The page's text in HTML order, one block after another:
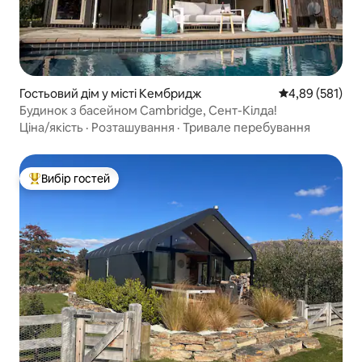
Гостьовий дім у місті Кембридж Середня
4,89 (581)
Будинок з басейном Cambridge, Сент-Кілда!
Ціна/якість · Розташування · Тривале перебування
Топ вибір гостей
Вибір гостей